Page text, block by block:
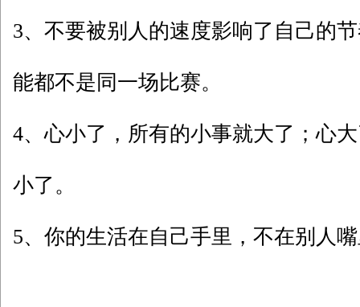
3、不要被别人的速度影响了自己的
能都不是同一场比赛。
4、心小了，所有的小事就大了；心
小了。
5、你的生活在自己手里，不在别人